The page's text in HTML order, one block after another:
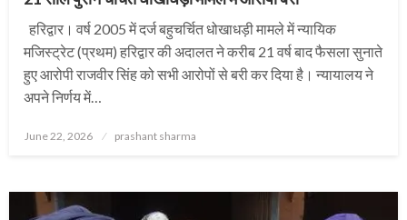
हरिद्वार। वर्ष 2005 में दर्ज बहुचर्चित धोखाधड़ी मामले में न्यायिक
मजिस्ट्रेट (प्रथम) हरिद्वार की अदालत ने करीब 21 वर्ष बाद फैसला सुनाते
हुए आरोपी राजवीर सिंह को सभी आरोपों से बरी कर दिया है। न्यायालय ने
अपने निर्णय में…
Posted
June 22, 2026 prashant sharma